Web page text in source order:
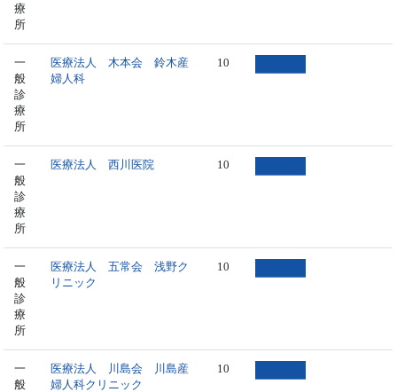
療
所
一
般
診
療
所
医療法人 木本会 鈴木産
婦人科
10
一
般
診
療
所
医療法人 西川医院 10
一
般
診
療
所
医療法人 五常会 浅野ク
リニック
10
一
般
医療法人 川島会 川島産
婦人科クリニック
10